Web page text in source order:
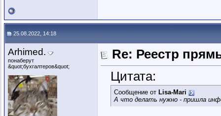
25.08.2022, 14:18
Arhimed.
понаберут
&quot;бухгалтеров&quot;
Re: Реестр
Цитата:
Сообщение от Lisa-Mari
А что делать нужно - пришла